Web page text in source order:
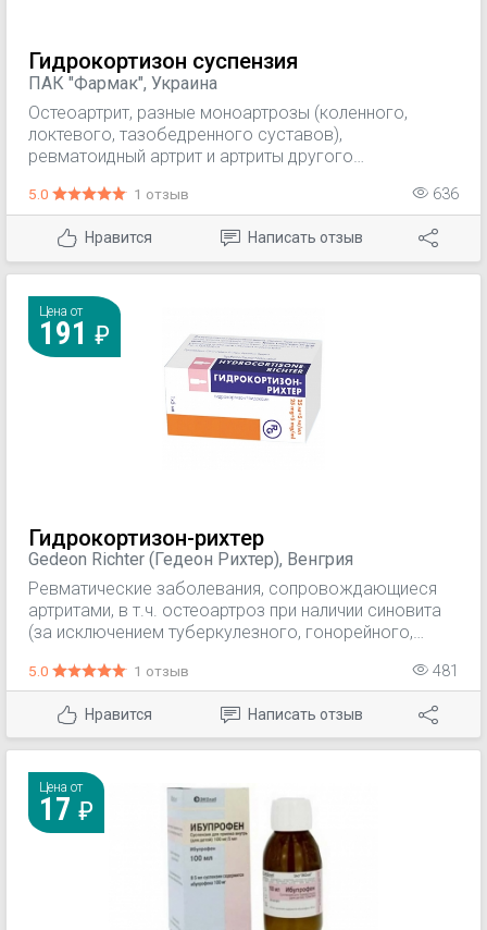
Гидрокортизон суспензия
ПАК "Фармак", Украина
Остеоартрит, разные моноартрозы (коленного,
локтевого, тазобедренного суставов),
ревматоидный артрит и артриты другого
гонорейных артритов). Плечелопаточный периартрит,
бурсит, эпикондилит, тендовагинит. Перед операцией
на анкилотических суставах. Как местное
дополнение к системной кортикостероидной терапии.
5.0 1 отзыв 636
Нравится Написать отзыв
Цена от
191
Гидрокортизон-рихтер
Gedeon Richter (Гедеон Рихтер), Венгрия
Ревматические заболевания, сопровождающиеся
артритами, в т.ч. остеоартроз при наличии синовита
(за исключением туберкулезного, гонорейного,
ревматоидный артрит; плечелопаточный периартрит;
бурсит; эпикондилит; тендовагинит.
5.0 1 отзыв 481
Нравится Написать отзыв
Цена от
17